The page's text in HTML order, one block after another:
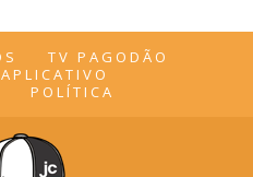
TV PAGODÃO
APLICATIVO
POLÍTICA